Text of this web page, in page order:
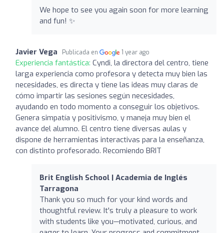
We hope to see you again soon for more learning
and fun! ✨
Javier Vega Publicada en 1 year ago
Experiencia fantástica: Cyndi, la directora del centro, tiene
larga experiencia como profesora y detecta muy bien las
necesidades, es directa y tiene las ideas muy claras de
cómo impartir las sesiones según necesidades,
ayudando en todo momento a conseguir los objetivos.
Genera simpatía y positivismo, y maneja muy bien el
avance del alumno. El centro tiene diversas aulas y
dispone de herramientas interactivas para la enseñanza,
con distinto profesorado. Recomiendo BRIT
Brit English School | Academia de Inglés
Tarragona
Thank you so much for your kind words and
thoughtful review. It's truly a pleasure to work
with students like you—motivated, curious, and